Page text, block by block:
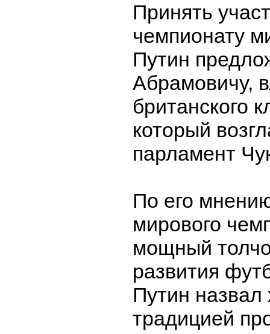
Принять
чемпионату
Путин
Абрамовичу,
британского
который
парламент
По его
мирового
мощный
развития
Путин
традицией